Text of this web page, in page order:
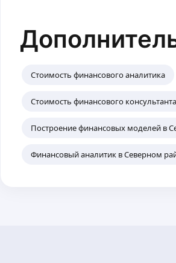
Стоимость финансового аналитика
Стоимость финансового консультанта
Построение финансовых моделей в
Финансовый аналитик в Северном